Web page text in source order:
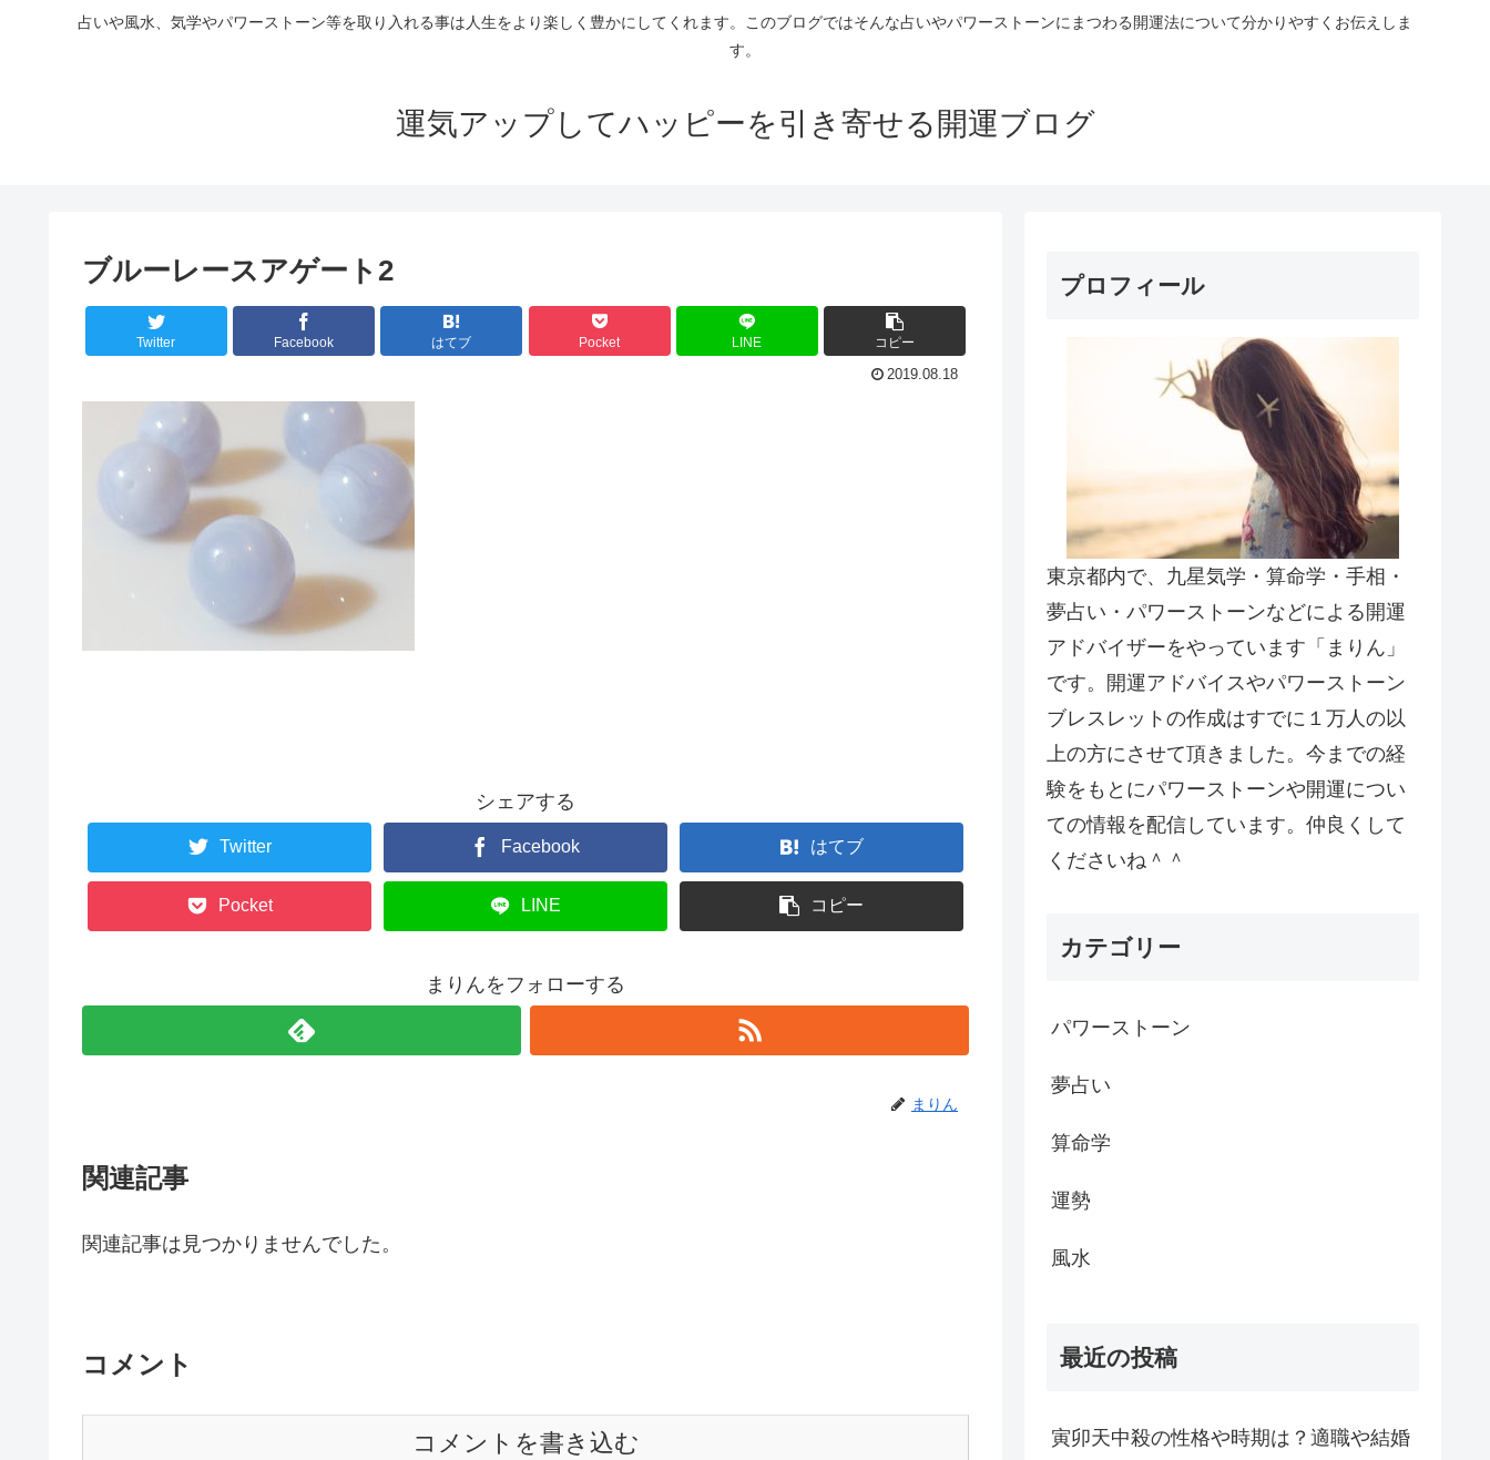
占いや風水、気学やパワーストーン等を取り入れる事は人生をより楽しく豊かにしてくれます。このブログではそんな占いやパワーストーンにまつわる開運法について分かりやすくお伝えしま
す。
運気アップしてハッピーを引き寄せる開運ブログ
ブルーレースアゲート2
Twitter Facebook はてブ Pocket LINE コピー
2019.08.18
シェアする
Twitter Facebook はてブ
Pocket LINE コピー
まりんをフォローする
まりん
関連記事
関連記事は見つかりませんでした。
コメント
コメントを書き込む
プロフィール
東京都内で、九星気学・算命学・手相・
夢占い・パワーストーンなどによる開運
アドバイザーをやっています「まりん」
です。開運アドバイスやパワーストーン
ブレスレットの作成はすでに１万人の以
上の方にさせて頂きました。今までの経
験をもとにパワーストーンや開運につい
ての情報を配信しています。仲良くして
くださいね＾＾
カテゴリー
パワーストーン
夢占い
算命学
運勢
風水
最近の投稿
寅卯天中殺の性格や時期は？適職や結婚